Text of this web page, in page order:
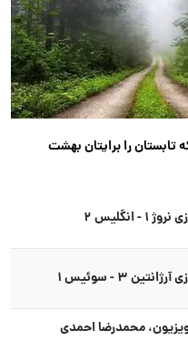
تابستان را برایتان بهشت
انگلیس ۲
۳ - سوئیس ۱
محمدرضا احمدی